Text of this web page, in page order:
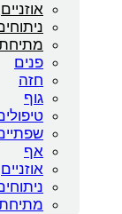
אוזניים
פנים
חזה
גוף
אף
אוזניים